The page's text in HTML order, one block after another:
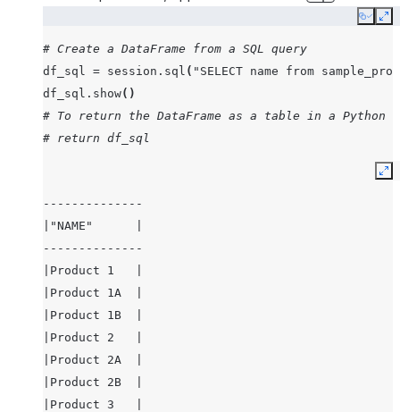
Copy
# Create a DataFrame from a SQL query
df_sql = session . sql ( "SELECT name from
df_sql . show()
# To return the DataFrame as a table in a Python
# return df_sql
--------------
|"NAME"      |
--------------
|Product 1   |
|Product 1A  |
|Product 1B  |
|Product 2   |
|Product 2A  |
|Product 2B  |
|Product 3   |